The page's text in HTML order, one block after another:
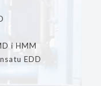
i HMM
EDD